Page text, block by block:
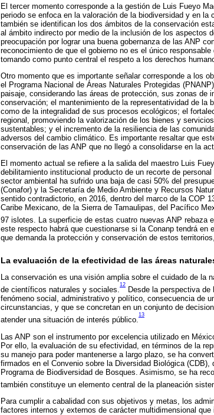
El tercer momento corresponde a la gestión de Luis Fueyo
periodo se enfoca en la valoración de la biodiversidad y en
también se identifican los dos ámbitos de la conservación
al ámbito indirecto por medio de la inclusión de los aspectos
preocupación por lograr una buena gobernanza de las ANP
reconocimiento de que el gobierno no es el único
tomando como punto central el respeto a los derechos
Otro momento que es importante señalar corresponde a los
el Programa Nacional de Áreas Naturales Protegidas
paisaje, considerando las áreas de protección, sus zonas de
conservación; el mantenimiento de la representatividad de
como de la integralidad de sus procesos ecológicos; el
regional, promoviendo la valorización de los bienes y
sustentables; y el incremento de la resiliencia de las
adversos del cambio climático. Es importante resaltar que
conservación de las ANP que no llegó a consolidarse en la
El momento actual se refiere a la salida del maestro Luis
debilitamiento institucional producto de un recorte de
sector ambiental ha sufrido una baja de casi 50% del
(Conafor) y la Secretaría de Medio Ambiente y Recursos
sentido contradictorio, en 2016, dentro del marco de la COP
Caribe Mexicano, de la Sierra de Tamaulipas, del Pacífico
97 islotes. La superficie de estas cuatro nuevas ANP rebaza
este respecto habrá que cuestionarse si la Conanp tendrá
que demanda la protección y conservación de estos
La evaluación de la efectividad de las áreas
La conservación es una visión amplia sobre el cuidado de la
de científicos naturales y sociales.
12
Desde la perspectiva
fenómeno social, administrativo y político, consecuencia de
circunstancias, y que se concretan en un conjunto de
atender una situación de interés público.
13
Las ANP son el instrumento por excelencia utilizado en
Por ello, la evaluación de su efectividad, en términos de la
su manejo para poder mantenerse a largo plazo, se ha
firmados en el Convenio sobre la Diversidad Biológica
Programa de Biodiversidad de Bosques. Asimismo, se ha
también constituye un elemento central de la planeación
Para cumplir a cabalidad con sus objetivos y metas, los
factores internos y externos de carácter multidimensional